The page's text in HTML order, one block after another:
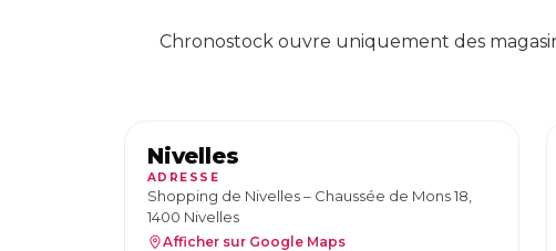
Chronostock ouvre uniquement des
Nivelles
ADRESSE
Shopping de Nivelles – Chaussée de Mons 18,
1400 Nivelles
Afficher sur Google Maps